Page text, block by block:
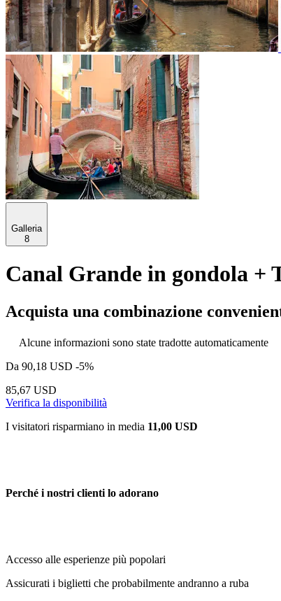
Galleria
8
Canal Grande in gondola +
Acquista una combinazione
Alcune informazioni sono state tradotte automaticamente
Da 90,18 USD -5%
85,67 USD
Verifica la disponibilità
I visitatori risparmiano in media 11,00 USD
Perché i nostri clienti lo adorano
Accesso alle esperienze più popolari
Assicurati i biglietti che probabilmente andranno a ruba